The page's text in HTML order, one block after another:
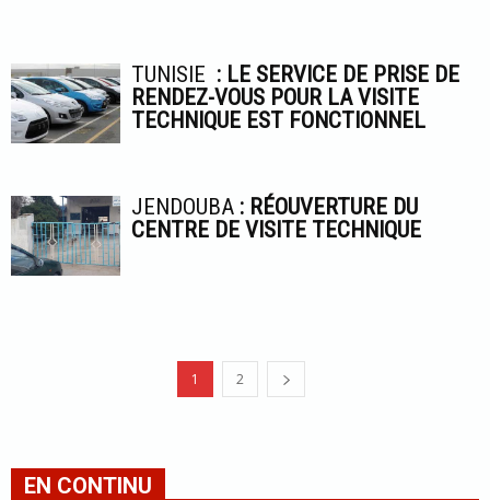
TUNISIE : LE SERVICE DE PRISE DE
RENDEZ-VOUS POUR LA VISITE
TECHNIQUE EST FONCTIONNEL
JENDOUBA : RÉOUVERTURE DU
CENTRE DE VISITE TECHNIQUE
1 2
EN CONTINU